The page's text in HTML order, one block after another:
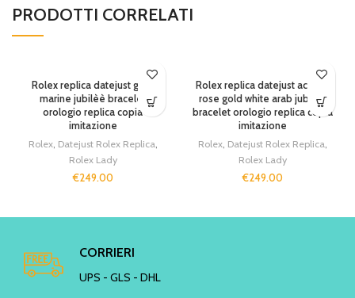
PRODOTTI CORRELATI
Rolex replica datejust grey
marine jubilèè bracelet
orologio replica copia
imitazione
Rolex, Datejust Rolex Replica
Rolex Lady
€249.00
Rolex replica datejust acciaio
rose gold white arab jubilèè
bracelet orologio replica copia
imitazione
Rolex, Datejust Rolex Replica
Rolex Lady
€249.00
CORRIERI
UPS - GLS - DHL